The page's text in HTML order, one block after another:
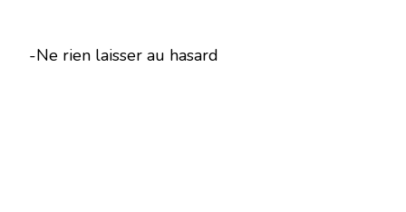
-Ne rien laisser au hasard